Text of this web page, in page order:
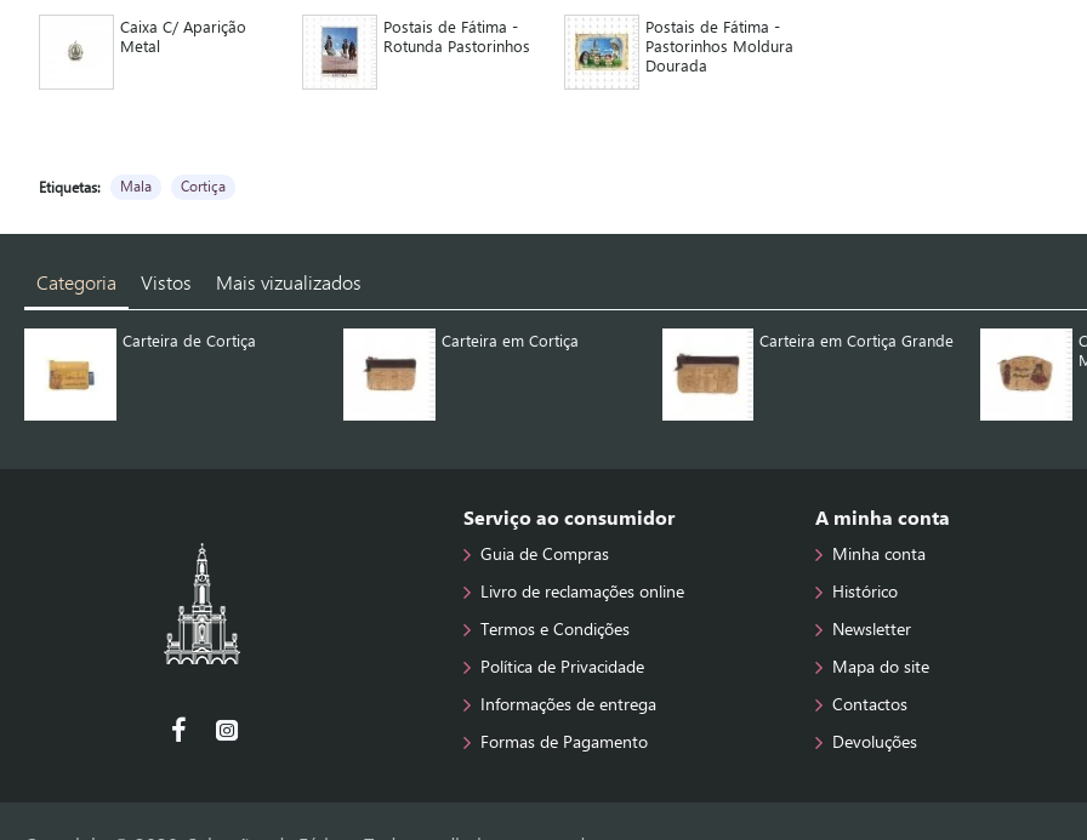
Caixa C/ Aparição
Metal
Postais de Fátima -
Rotunda Pastorinhos
Postais de Fátima -
Pastorinhos Moldura
Dourada
Etiquetas: Mala Cortiça
Categoria Vistos Mais vizualizados
Carteira de Cortiça Carteira em Cortiça Carteira em Cortiça Grande
Serviço ao consumidor
Guia de Compras
Livro de reclamações online
Termos e Condições
Política de Privacidade
Informações de entrega
Formas de Pagamento
A minha conta
Minha conta
Histórico
Newsletter
Mapa do site
Contactos
Devoluções